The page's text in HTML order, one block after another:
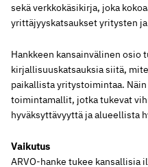
sekä verkkokäsikirja, joka
yrittäjyyskatsaukset yritysten
Hankkeen kansainvälinen osio
kirjallisuuskatsauksia siitä,
paikallista yritystoimintaa.
toimintamallit, jotka tukevat
hyväksyttävyyttä ja alueellista
Vaikutus
ARVO-hanke tukee kansallisia